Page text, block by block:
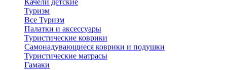
Качели детские
Туризм
Все Туризм
Палатки и аксессуары
Туристические коврики
Самонадувающиеся коврики и подушки
Туристические матрасы
Гамаки